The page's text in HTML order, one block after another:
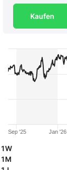
Kaufen
Jan '26
Sep '25
1W
1M